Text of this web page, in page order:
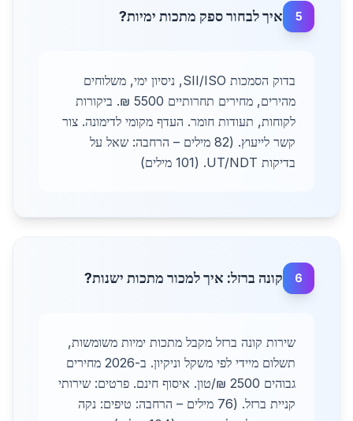
5 איך לבחור ספק מתכות ימיות?
בדוק הסמכות SII/ISO, ניסיון ימי, משלוחים
מהירים, מחירים תחרותיים 5500 ₪. ביקורות
לקוחות, תעודות חומר. העדף מקומי לדימונה. צור
קשר לייעוץ. (82 מילים – הרחבה: שאל על
בדיקות UT/NDT. (101 מילים)
6 קונה ברזל: איך למכור מתכות ישנות?
שירות קונה ברזל מקבל מתכות ימיות משומשות,
תשלום מיידי לפי משקל וניקיון. ב-2026 מחירים
גבוהים 2500 ₪/טון. איסוף חינם. פרטים: שירותי
קניית ברזל. (76 מילים – הרחבה: טיפים: נקה